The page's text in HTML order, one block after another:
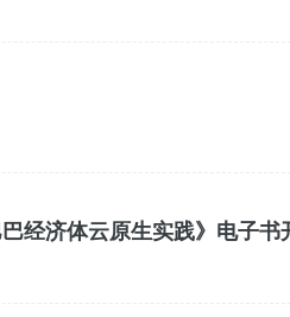
经济体云原生实践》电子书